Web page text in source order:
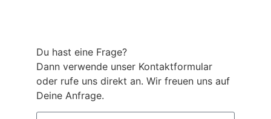
Du hast eine Frage?
Dann verwende unser Kontaktformular
oder rufe uns direkt an. Wir freuen uns auf
Deine Anfrage.